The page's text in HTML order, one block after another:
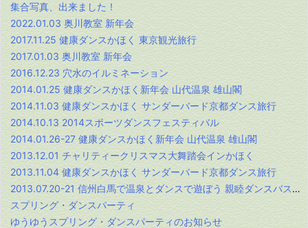
集合写真、出来ました！
2022.01.03 奥川教室 新年会
2017.11.25 健康ダンスかほく 東京観光旅行
2017.01.03 奥川教室 新年会
2016.12.23 穴水のイルミネーション
2014.01.25 健康ダンスかほく新年会 山代温泉 雄山閣
2014.11.03 健康ダンスかほく サンダーバード京都ダンス旅行
2014.10.13 2014スポーツダンスフェスティバル
2014.01.26-27 健康ダンスかほく新年会 山代温泉 雄山閣
2013.12.01 チャリティークリスマス大舞踏会インかほく
2013.11.04 健康ダンスかほく サンダーバード京都ダンス旅行
2013.07.20-21 信州白馬で温泉とダンスで遊ぼう 親睦ダンスバス旅行
スプリング・ダンスパーティ
ゆうゆうスプリング・ダンスパーティのお知らせ